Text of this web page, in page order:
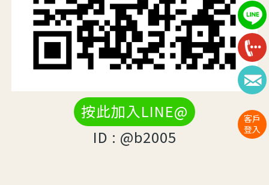
客戶
登入
按此加入LINE@
ID : @b2005